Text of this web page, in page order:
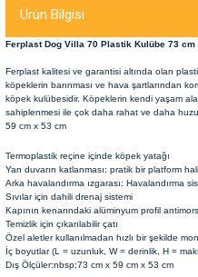
Kemikleri
Seyahat Ürünleri
Ürün Bilgisi
Ferplast Dog Villa 70 Plastik Kulübe 73
Ferplast kalitesi ve garantisi altında olan
köpeklerin barınması ve hava şartlarından
köpek kulübesidir. Köpeklerin kendi yaşam
sahiplenmesi ile çok daha rahat ve daha
59 cm x 53 cm
Termoplastik reçine içinde köpek yatağı
Yan duvarın katlanması: pratik bir platform
Arka havalandırma ızgarası: Havalandırma
Sıvılar için dahili drenaj sistemi
Kapının kenarındaki alüminyum profil
Temizlik için çıkarılabilir çatı
Özel aletler kullanılmadan hızlı bir şekilde
İç boyutlar (L = uzunluk, W = derinlik, H =
Dış Ölçüler:nbsp;73 cm x 59 cm x 53 cm